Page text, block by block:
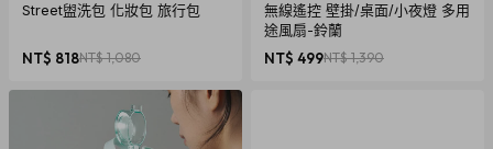
Street盥洗包 化妝包 旅行包
NT$ 818NT$ 1,080
無線遙控 壁掛/桌面/小夜燈 多用
途風扇-鈴蘭
NT$ 499NT$ 1,390